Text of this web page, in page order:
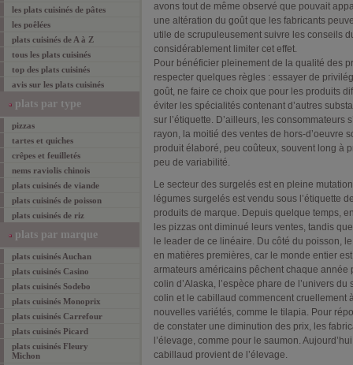
les plats cuisinés de pâtes
les poêlées
plats cuisinés de A à Z
tous les plats cuisinés
top des plats cuisinés
avis sur les plats cuisinés
plats par type
pizzas
tartes et quiches
crêpes et feuilletés
nems raviolis chinois
plats cuisinés de viande
plats cuisinés de poisson
plats cuisinés de riz
plats par marque
plats cuisinés Auchan
plats cuisinés Casino
plats cuisinés Sodebo
plats cuisinés Monoprix
plats cuisinés Carrefour
plats cuisinés Picard
plats cuisinés Fleury
Michon
avons tout de même observé que pouvait
une altération du goût que les fabricants
utile de scrupuleusement suivre les conseils
considérablement limiter cet effet.
Pour bénéficier pleinement de la qualité des
respecter quelques règles : essayer de
goût, ne faire ce choix que pour les produits
éviter les spécialités contenant d’autres
sur l’étiquette. D’ailleurs, les consommateurs
rayon, la moitié des ventes de hors-d’oeuvre
produit élaboré, peu coûteux, souvent long à
peu de variabilité.
Le secteur des surgelés est en pleine
légumes surgelés est vendu sous l’étiquette
produits de marque. Depuis quelque temps,
les pizzas ont diminué leurs ventes, tandis
le leader de ce linéaire. Du côté du poisson,
en matières premières, car le monde entier
armateurs américains pêchent chaque
colin d’Alaska, l’espèce phare de l’univers
colin et le cabillaud commencent cruellement
nouvelles variétés, comme le tilapia. Pour
de constater une diminution des prix, les
l’élevage, comme pour le saumon.
cabillaud provient de l’élevage.